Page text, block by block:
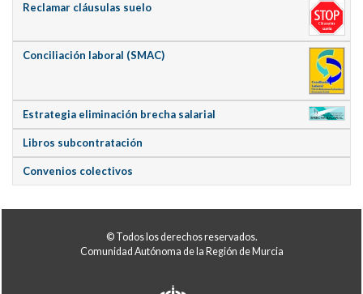
Reclamar cláusulas suelo
Conciliación laboral (SMAC)
Estrategia eliminación brecha salarial
Libros subcontratación
Convenios colectivos
© Todos los derechos reservados.
Comunidad Autónoma de la Región de Murcia